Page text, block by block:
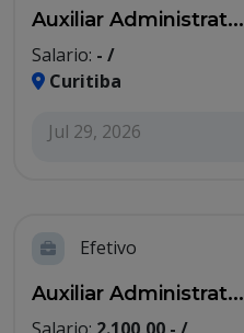
Auxiliar Administrat...
Salario: - /
Curitiba
Jul 29, 2026
Efetivo
Auxiliar Administrat...